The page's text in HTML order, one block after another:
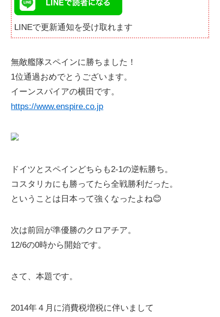
LINEで更新通知を受け取れます
無敵艦隊スペインに勝ちました！
1位通過おめでとうございます。
イーンスパイアの横田です。
https://www.enspire.co.jp
ドイツとスペインどちらも2-1の逆転勝ち。
コスタリカにも勝ってたら全戦勝利だった。
ということは日本って強くなったよね😊
次は前回が準優勝のクロアチア。
12/6の0時から開始です。
さて、本題です。
2014年４月に消費税増税に伴いまして